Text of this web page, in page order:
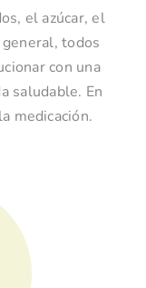
el azúcar, el
todos
con una
saludable. En
medicación.